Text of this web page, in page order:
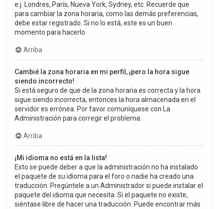
e.j. Londres, París, Nueva York, Sydney, etc. Recuerde que
para cambiar la zona horaria, como las demás preferencias,
debe estar registrado. Si no lo está, este es un buen
momento para hacerlo.
Arriba
Cambié la zona horaria en mi perfil, ¡pero la hora sigue
siendo incorrecto!
Si está seguro de que de la zona horaria es correcta y la hora
sigue siendo incorrecta, entonces la hora almacenada en el
servidor es errónea. Por favor comuníquese con La
Administración para corregir el problema.
Arriba
¡Mi idioma no está en la lista!
Esto se puede deber a que la administración no ha instalado
el paquete de su idioma para el foro o nadie ha creado una
traducción. Pregúntele a un Administrador si puede instalar el
paquete del idioma que necesita. Si el paquete no existe,
siéntase libre de hacer una traducción. Puede encontrar más